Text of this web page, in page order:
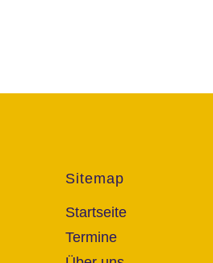
Sitemap
Startseite
Termine